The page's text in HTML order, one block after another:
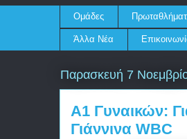
Ομάδες
Άλλα Νέα
Παρασκευή 7
Α1 Γυναικών:
Γιάννινα WBC